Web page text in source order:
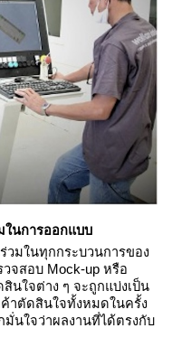
ในการออกแบบ
วมในทุกกระบวนการของ
จสอบ Mock-up หรือ
นใจต่าง ๆ จะถูกแบ่งเป็น
ค้าตัดสินใจทั้งหมดในครั้ง
มั่นใจว่าผลงานที่ได้ตรงกับ